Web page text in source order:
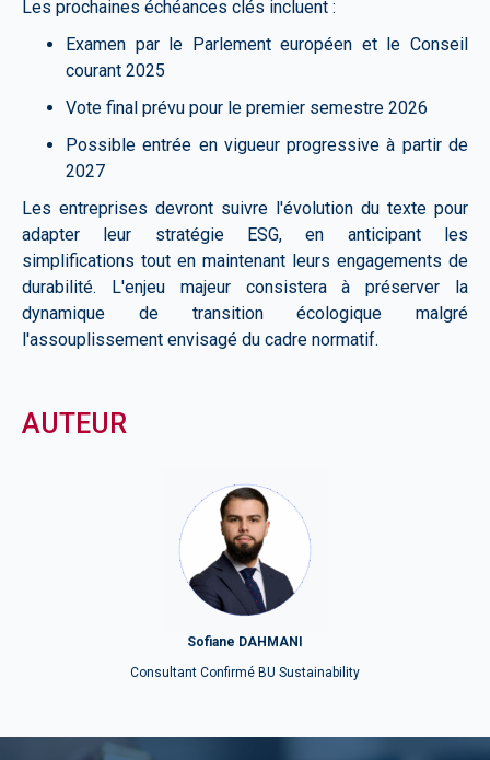
Les prochaines échéances clés incluent :
Examen par le Parlement européen et le Conseil
courant 2025
Vote final prévu pour le premier semestre 2026
Possible entrée en vigueur progressive à partir de
2027
Les entreprises devront suivre l'évolution du texte pour
adapter leur stratégie ESG, en anticipant les
simplifications tout en maintenant leurs engagements de
durabilité. L'enjeu majeur consistera à préserver la
dynamique de transition écologique malgré
l'assouplissement envisagé du cadre normatif.
AUTEUR
Sofiane DAHMANI
Consultant Confirmé BU Sustainability